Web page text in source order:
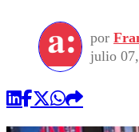
por
julio